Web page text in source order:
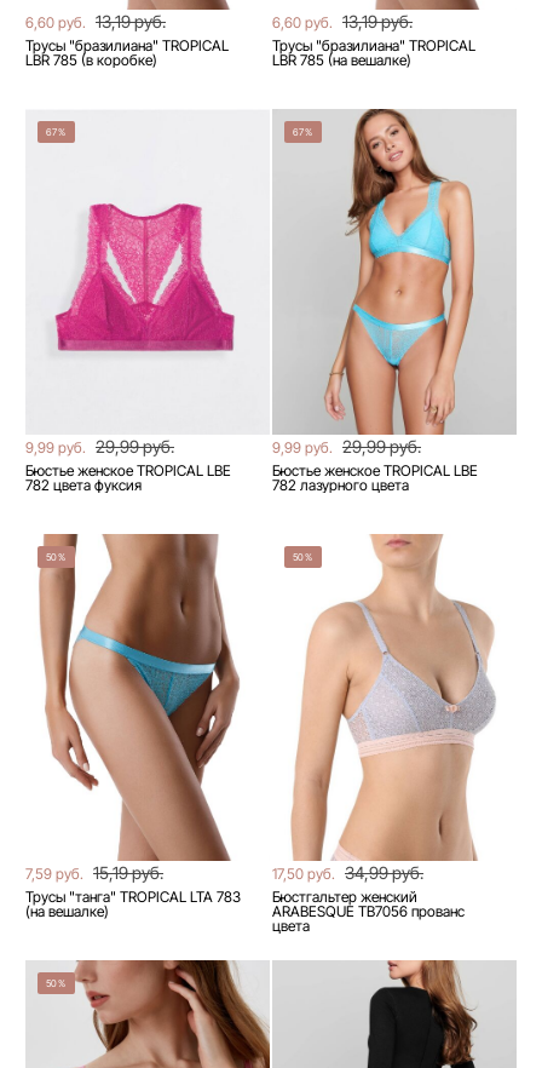
6,60 руб. 13,19 руб.
Трусы "бразилиана" TROPICAL
LBR 785 (в коробке)
6,60 руб. 13,19 руб.
Трусы "бразилиана" TROPICAL
LBR 785 (на вешалке)
67%
9,99 руб. 29,99 руб.
Бюстье женское TROPICAL LBE
782 цвета фуксия
67%
9,99 руб. 29,99 руб.
Бюстье женское TROPICAL LBE
782 лазурного цвета
50%
7,59 руб. 15,19 руб.
Трусы "танга" TROPICAL LTA 783
(на вешалке)
50%
17,50 руб. 34,99 руб.
Бюстгальтер женский
ARABESQUE TB7056 прованс
цвета
50%